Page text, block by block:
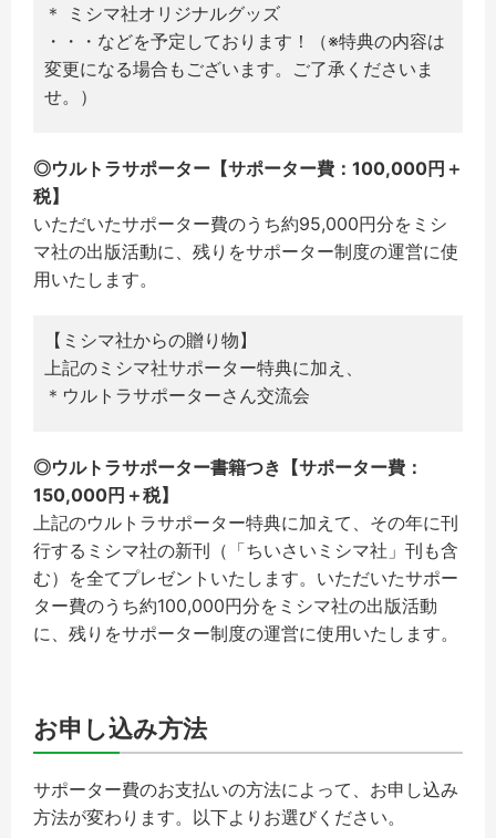
＊ ミシマ社オリジナルグッズ
・・・などを予定しております！（※特典の内容は
変更になる場合もございます。ご了承くださいま
せ。）
◎ウルトラサポーター【サポーター費：100,000円＋
税】
いただいたサポーター費のうち約95,000円分をミシ
マ社の出版活動に、残りをサポーター制度の運営に使
用いたします。
【ミシマ社からの贈り物】
上記のミシマ社サポーター特典に加え、
＊ウルトラサポーターさん交流会
◎ウルトラサポーター書籍つき【サポーター費：
150,000円＋税】
上記のウルトラサポーター特典に加えて、その年に刊
行するミシマ社の新刊（「ちいさいミシマ社」刊も含
む）を全てプレゼントいたします。いただいたサポー
ター費のうち約100,000円分をミシマ社の出版活動
に、残りをサポーター制度の運営に使用いたします。
お申し込み方法
サポーター費のお支払いの方法によって、お申し込み
方法が変わります。以下よりお選びください。